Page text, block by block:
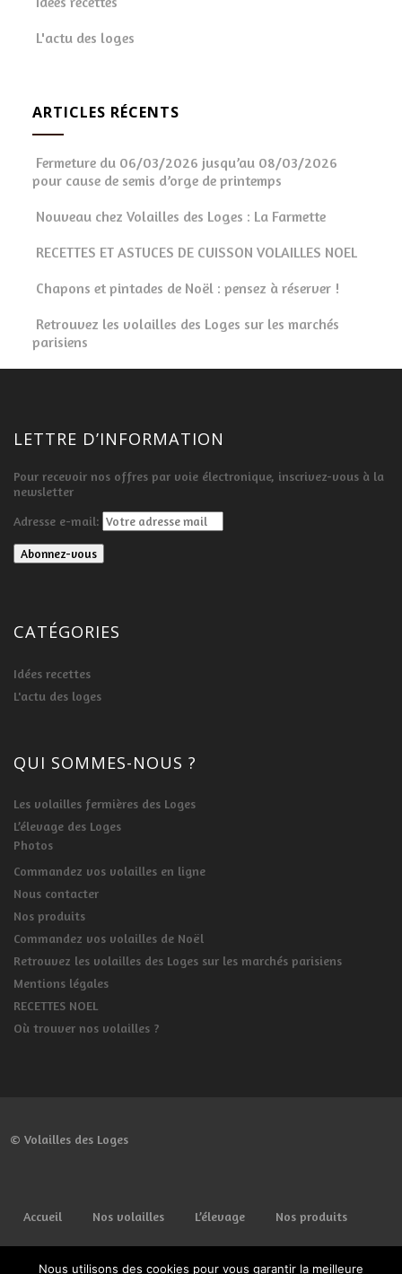
L'actu des loges
ARTICLES RÉCENTS
Fermeture du 06/03/2026 jusqu’au 08/03/2026
pour cause de semis d’orge de printemps
Nouveau chez Volailles des Loges : La Farmette
RECETTES ET ASTUCES DE CUISSON VOLAILLES NOEL
Chapons et pintades de Noël : pensez à réserver !
Retrouvez les volailles des Loges sur les marchés
parisiens
LETTRE D’INFORMATION
Pour recevoir nos offres par voie électronique, inscrivez-vous à la
newsletter
Adresse e-mail:
CATÉGORIES
Idées recettes
L'actu des loges
QUI SOMMES-NOUS ?
Les volailles fermières des Loges
L’élevage des Loges
Photos
Commandez vos volailles en ligne
Nous contacter
Nos produits
Commandez vos volailles de Noël
Retrouvez les volailles des Loges sur les marchés parisiens
Mentions légales
RECETTES NOEL
Où trouver nos volailles ?
© Volailles des Loges
Accueil Nos volailles L’élevage Nos produits
Nous utilisons des cookies pour vous garantir la meilleure